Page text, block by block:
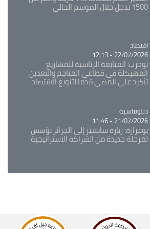
1500 تدخل خلال الموسم الحالي
Catégorie
اقتصاد
22/07/2026 - 12:13
بوحرب: المتابعة الرئاسية للمشاريع
المهيكلة في قطاعي المناجم والتعدين
تأكيد على المضي قدما لتنويع الاقتصاد
Catégorie
دبلوماسية
21/07/2026 - 11:46
بوغرارة: زيارة سانشيز إلى الجزائر تؤسس
لمرحلة جديدة من الشراكة الاستراتيجية